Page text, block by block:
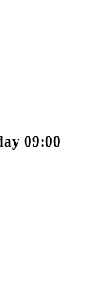
copy trading
09:00